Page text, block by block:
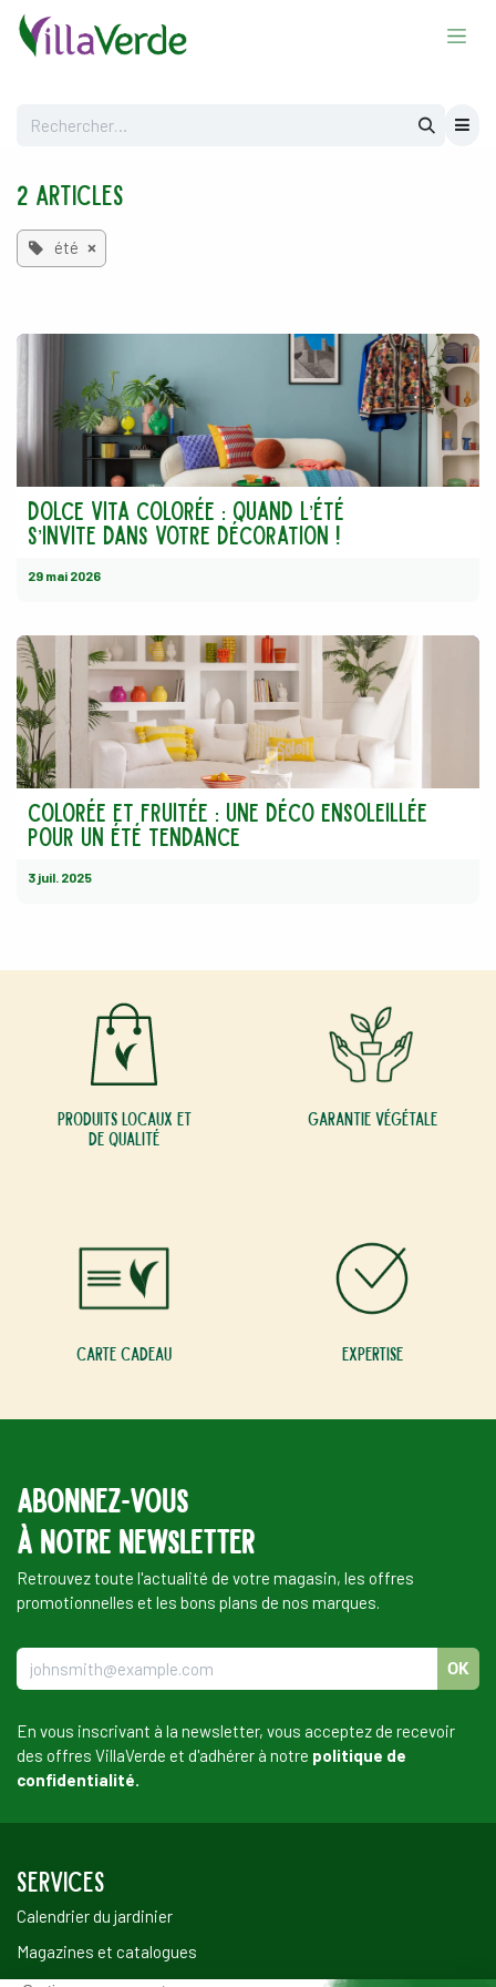
Se rendre au contenu
2 Articles
été ×
dolce vita colorée : quand l’été
s’invite dans votre décoration !
29 mai 2026
Colorée et fruitée : une déco ensoleillée
pour un été tendance
3 juil. 2025
Produits locaux et
de qualité
Garantie végétale
Carte cadeau Expertise
OK
En vous inscrivant à la newsletter, vous acceptez de recevoir
des offres VillaVerde et d'adhérer à notre politique de
confidentialité.
Abonnez-vous
à notre newsletter
Retrouvez toute l'actualité de votre magasin, les offres
promotionnelles et les bons plans de nos marques.
SERVICES
Calendrier du jardinier
Magazines et catalogues